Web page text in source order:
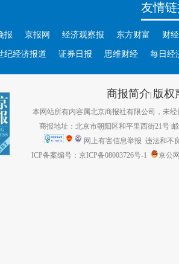
友情
报 京报网 经济观察报 东方财富 财
纪经济报道 证券日报 思维财经 每日经
商报简介| 版权
本网站所有内容属北京商报社有限公司，未经
商报地址：北京市朝阳区和平里西街21号
网上有害信息举报 违法和不
ICP备案编号：京ICP备08003726号-1
京公